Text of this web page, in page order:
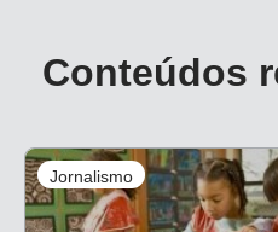
Conteúdos
Jornalismo